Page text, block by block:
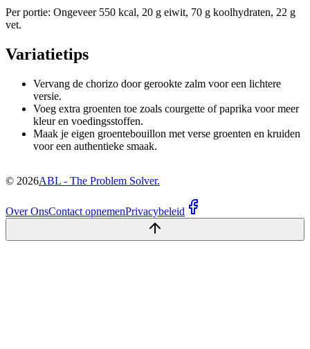
Per portie: Ongeveer 550 kcal, 20 g eiwit, 70 g koolhydraten, 22 g
vet.
Variatietips
Vervang de chorizo door gerookte zalm voor een lichtere
versie.
Voeg extra groenten toe zoals courgette of paprika voor meer
kleur en voedingsstoffen.
Maak je eigen groentebouillon met verse groenten en kruiden
voor een authentieke smaak.
© 2026ABL - The Problem Solver.
Over OnsContact opnemenPrivacybeleid